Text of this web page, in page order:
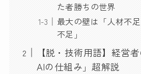
た者勝ちの世界
最大の壁は「人材不
不足」
【脱・技術用語】経営
AIの仕組み」超解説